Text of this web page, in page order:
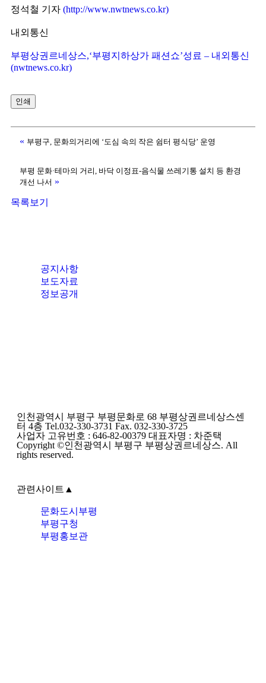
정석철 기자 (http://www.nwtnews.co.kr)
내외통신
부평상권르네상스,‘부평지하상가 패션쇼’성료 – 내외통신
(nwtnews.co.kr)
인쇄
« 부평구, 문화의거리에 ‘도심 속의 작은 쉼터 평식당’ 운영
부평 문화·테마의 거리, 바닥 이정표-음식물 쓰레기통 설치 등 환경
개선 나서 »
목록보기
공지사항
보도자료
정보공개
인천광역시 부평구 부평문화로 68 부평상권르네상스센
터 4층 Tel.032-330-3731 Fax. 032-330-3725
사업자 고유번호 : 646-82-00379 대표자명 : 차준택
Copyright ©인천광역시 부평구 부평상권르네상스. All
rights reserved.
관련사이트 ▲
문화도시부평
부평구청
부평홍보관